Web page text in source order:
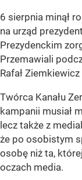
6 sierpnia minął
na urząd
Prezydenckim
Przemawiali
Rafał
Twórca Kanału
kampanii musiał
lecz także z
że po osobistym
osobę niż ta,
oczach media.